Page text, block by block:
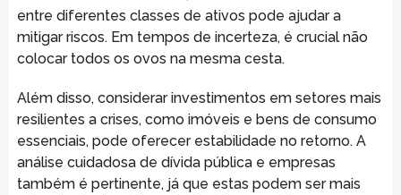
entre diferentes classes de ativos pode ajudar a
mitigar riscos. Em tempos de incerteza, é crucial não
colocar todos os ovos na mesma cesta.
Além disso, considerar investimentos em setores mais
resilientes a crises, como imóveis e bens de consumo
essenciais, pode oferecer estabilidade no retorno. A
análise cuidadosa de dívida pública e empresas
também é pertinente, já que estas podem ser mais